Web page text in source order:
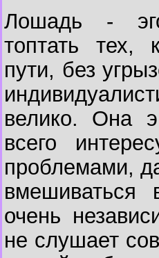
Лошадь -
топтать тех,
пути, без
велико. Она
всего
проблемами,
очень
не слушает